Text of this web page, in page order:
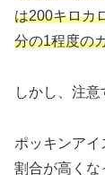
は200キロカ
分の1程度の
しかし、注意
ポッキンア
割合が高くな